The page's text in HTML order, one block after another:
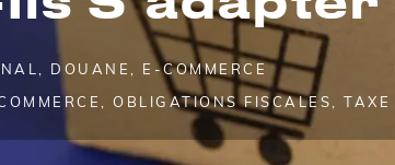
DOUANE
E-COMMERCE
OBLIGATIONS FISCALES TAXE